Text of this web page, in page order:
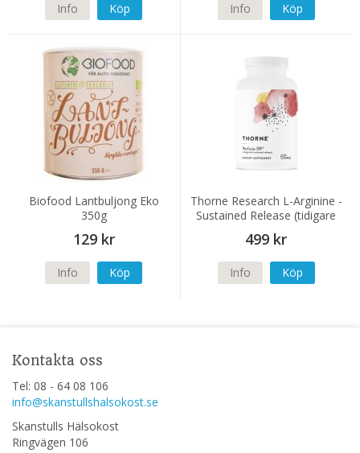
Info Köp Info Köp
Biofood Lantbuljong Eko
350g
129 kr
Info Köp
Thorne Research L-Arginine -
Sustained Release (tidigare
Perfusia-SR) 120 kapslar
499 kr
Info Köp
Kontakta oss
Tel: 08 - 64 08 106
info@skanstullshalsokost.se
Skanstulls Hälsokost
Ringvägen 106